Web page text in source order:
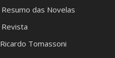
Resumo das Novelas
Revista
Ricardo Tomassoni